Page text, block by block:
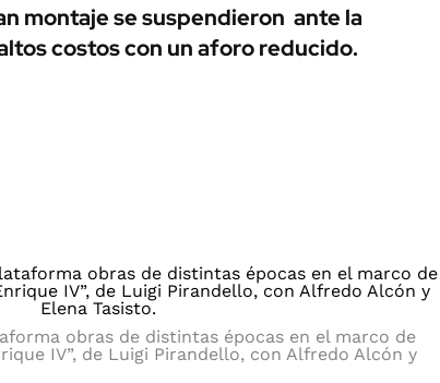
LIFESTYLE
AUTOS
montaje se suspendieron ante la
costos con un aforo reducido.
obras de distintas épocas en el marco de
IV”, de Luigi Pirandello, con Alfredo Alcón y